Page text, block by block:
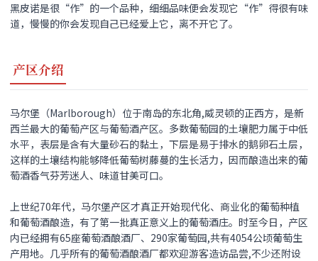
黑皮诺是很“作”的一个品种，细细品味便会发现它“作”得很有味
道，慢慢的你会发现自己已经爱上它，离不开它了。
产区介绍
马尔堡（Marlborough）位于南岛的东北角,威灵顿的正西方，是新
西兰最大的葡萄产区与葡萄酒产区。多数葡萄园的土壤肥力属于中低
水平，表层是含有大量砂石的黏土，下层是易于排水的鹅卵石土层，
这样的土壤结构能够降低葡萄树藤蔓的生长活力，因而酿造出来的葡
萄酒香气芬芳迷人、味道甘美可口。
上世纪70年代，马尔堡产区才真正开始现代化、商业化的葡萄种植
和葡萄酒酿造，有了第一批真正意义上的葡萄酒庄。时至今日，产区
内已经拥有65座葡萄酒酿酒厂、290家葡萄园,共有4054公顷葡萄生
产用地。几乎所有的葡萄酒酿酒厂都欢迎游客造访品尝,不少还附设